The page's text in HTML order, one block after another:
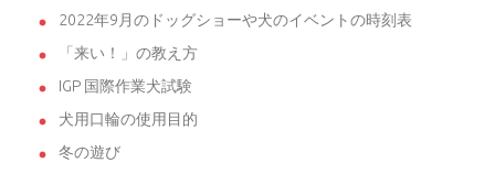
2022年9月のドッグショーや犬のイベントの時刻表
「来い！」の教え方
IGP 国際作業犬試験
犬用口輪の使用目的
冬の遊び